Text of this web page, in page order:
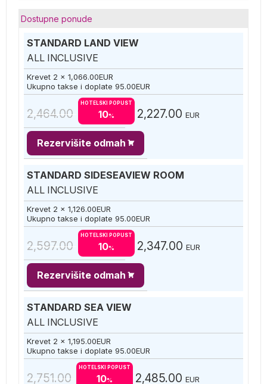
Dostupne ponude
STANDARD LAND VIEW
ALL INCLUSIVE
Krevet 2 x 1,066.00EUR
Ukupno takse i doplate 95.00EUR
2,464.00
HOTELSKI POPUST
10% 2,227.00 EUR
Rezervišite odmah
STANDARD SIDESEAVIEW ROOM
ALL INCLUSIVE
Krevet 2 x 1,126.00EUR
Ukupno takse i doplate 95.00EUR
2,597.00
HOTELSKI POPUST
10% 2,347.00 EUR
Rezervišite odmah
STANDARD SEA VIEW
ALL INCLUSIVE
Krevet 2 x 1,195.00EUR
Ukupno takse i doplate 95.00EUR
2,751.00
HOTELSKI POPUST
10% 2,485.00 EUR